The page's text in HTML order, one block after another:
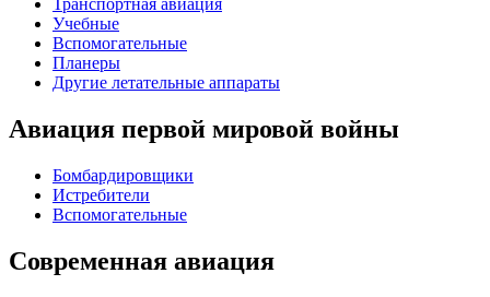
Транспортная авиация
Учебные
Вспомогательные
Планеры
Другие летательные аппараты
Авиация первой мировой войны
Бомбардировщики
Истребители
Вспомогательные
Современная авиация